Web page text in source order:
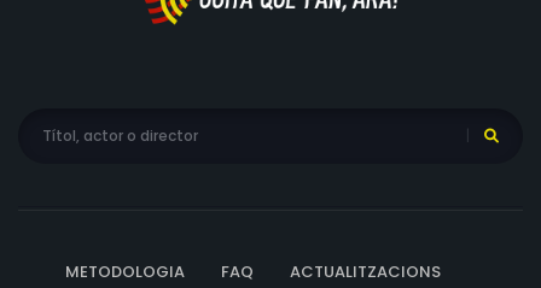
METODOLOGIA FAQ
ACTUALITZACIONS